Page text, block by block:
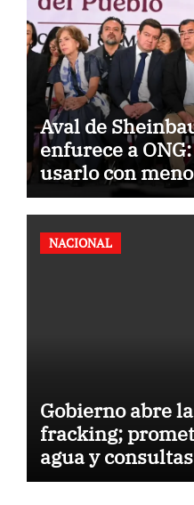
Aval de
enfurece a
usarlo con
NACIONAL
Gobierno abre
fracking;
agua y